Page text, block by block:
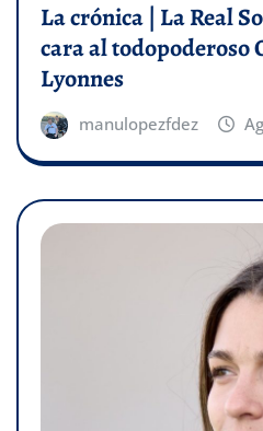
La crónica | La Real
cara al todopoderoso
Lyonnes
manulopezfdez